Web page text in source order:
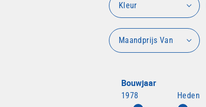
Kleur
Maandprijs Van
Bouwjaar
1978 Heden